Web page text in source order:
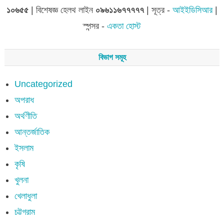
১০৬৫৫ | বিশেষজ্ঞ হেলথ লাইন ০৯৬১১৬৭৭৭৭৭| সূত্র - আইইডিসিআর|
স্পন্সর - একতা হোস্ট
বিভাগ সমূহ
Uncategorized
অপরাধ
অর্থণীতি
আন্তর্জাতিক
ইসলাম
কৃষি
খুলনা
খেলাধুলা
চট্টগ্রাম